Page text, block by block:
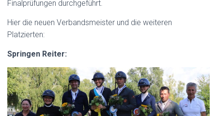
Finalprüfungen durchgeführt.
Hier die neuen Verbandsmeister und die weiteren
Platzierten:
Springen Reiter: